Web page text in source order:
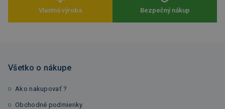
Vlastná výroba Bezpečný nákup
Všetko o nákupe
Ako nakupovať ?
Obchodné podmienky